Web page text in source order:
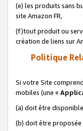
(e) les produits sans
site Amazon FR,
(f)tout produit ou
création de liens sur
Politique
Si votre Site
mobiles (une «
(a) doit être
(b) doit être proposée